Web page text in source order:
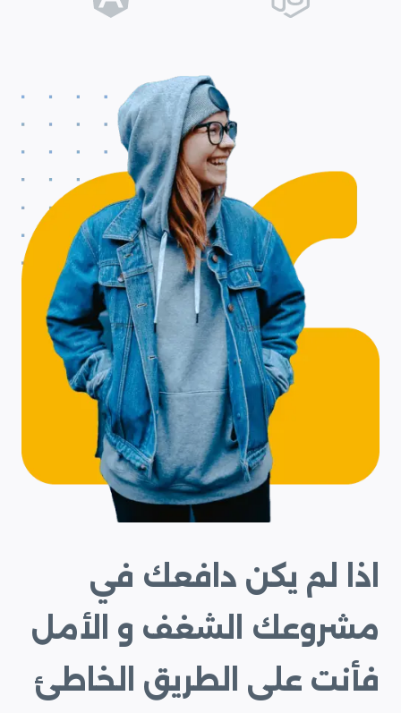
اذا لم يكن دافعك في
مشروعك الشغف و الأمل
فأنت على الطريق الخاطئ